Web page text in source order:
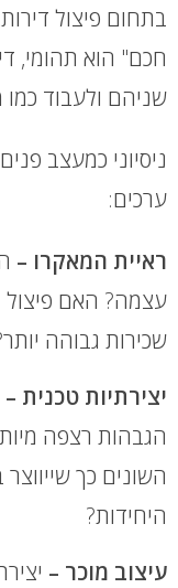
בתחום פיצול
חכם" הוא תהומי,
שניהם ולעבוד
ערכים:
ראיית המאקרו –
עצמה? האם פיצול
שכירות גבוהה
יצירתיות טכנית –
הגבהות רצפה
השונים כך
היחידות?
עיצוב מוכר –